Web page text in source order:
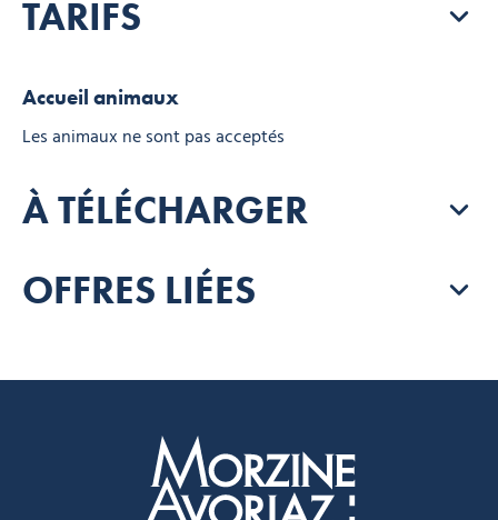
TARIFS
Accueil animaux
Les animaux ne sont pas acceptés
À TÉLÉCHARGER
OFFRES LIÉES